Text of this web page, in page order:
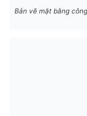
Bản vẽ mặt bằng